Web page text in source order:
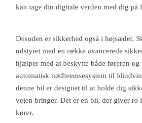
kan tage din digitale verden med dig på
Desuden er sikkerhed også i højsædet.
udstyret med en række avancerede
hjælper med at beskytte både føreren og
automatisk nødbremsesystem til
denne bil er designet til at holde dig
vejen bringer. Det er en bil, der giver ro
kører.